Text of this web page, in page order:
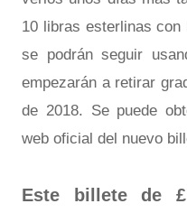
10 libras esterlinas con
se podrán seguir
empezarán a retirar
de 2018. Se puede
web oficial del nuevo
Este billete de